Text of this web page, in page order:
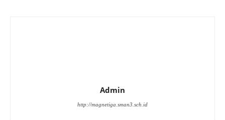
Admin
http://magnetiga.sman3.sch.id